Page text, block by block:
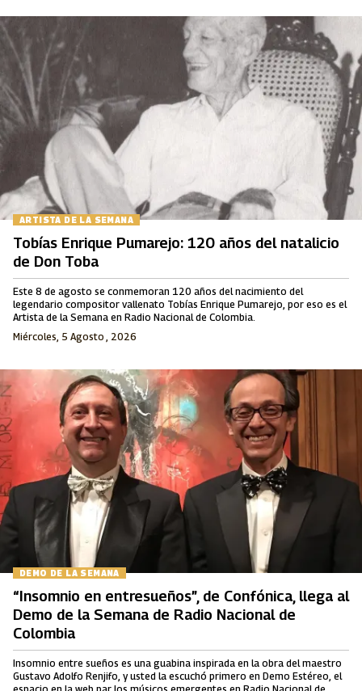
ARTISTA DE LA SEMANA
Tobías Enrique Pumarejo: 120 años del natalicio
de Don Toba
Este 8 de agosto se conmemoran 120 años del nacimiento del
legendario compositor vallenato Tobías Enrique Pumarejo, por eso es el
Artista de la Semana en Radio Nacional de Colombia.
Miércoles, 5 Agosto , 2026
DEMO DE LA SEMANA
“Insomnio en entresueños”, de Confónica, llega al
Demo de la Semana de Radio Nacional de
Colombia
Insomnio entre sueños es una guabina inspirada en la obra del maestro
Gustavo Adolfo Renjifo, y usted la escuchó primero en Demo Estéreo, el